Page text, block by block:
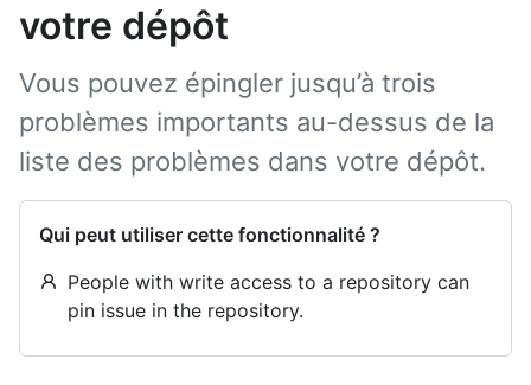
votre dépôt
Vous pouvez épingler jusqu’à trois
problèmes importants au-dessus de la
liste des problèmes dans votre dépôt.
Qui peut utiliser cette fonctionnalité ?
People with write access to a repository can
pin issue in the repository.